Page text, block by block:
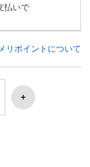
払いで
リポイントについて